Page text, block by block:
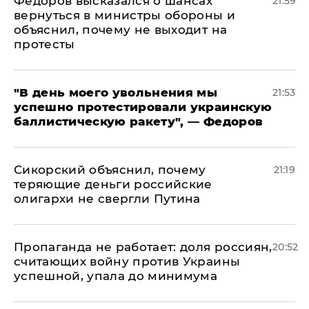
вернуться в министры обороны и
объяснил, почему не выходит на
протесты
​"В день моего увольнения мы
успешно протестировали украинскую
баллистическую ракету", — Федоров
21:53
Сикорский объяснил, почему
теряющие деньги российские
олигархи не свергли Путина
21:19
​Пропаганда не работает: доля россиян,
считающих войну против Украины
успешной, упала до минимума
20:52